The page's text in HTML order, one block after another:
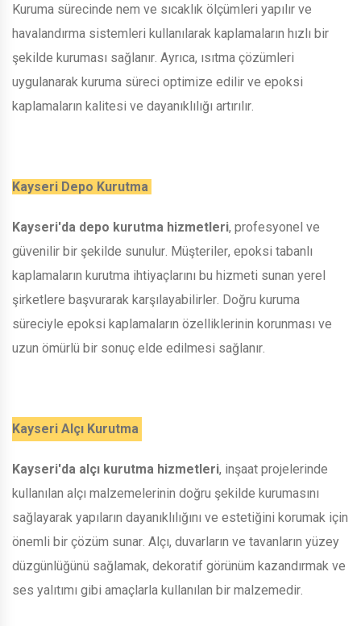
Kuruma sürecinde nem ve sıcaklık ölçümleri yapılır ve
havalandırma sistemleri kullanılarak kaplamaların hızlı bir
şekilde kuruması sağlanır. Ayrıca, ısıtma çözümleri
uygulanarak kuruma süreci optimize edilir ve epoksi
kaplamaların kalitesi ve dayanıklılığı artırılır.
Kayseri Depo Kurutma
Kayseri'da depo kurutma hizmetleri, profesyonel ve
güvenilir bir şekilde sunulur. Müşteriler, epoksi tabanlı
kaplamaların kurutma ihtiyaçlarını bu hizmeti sunan yerel
şirketlere başvurarak karşılayabilirler. Doğru kuruma
süreciyle epoksi kaplamaların özelliklerinin korunması ve
uzun ömürlü bir sonuç elde edilmesi sağlanır.
Kayseri Alçı Kurutma
Kayseri'da alçı kurutma hizmetleri, inşaat projelerinde
kullanılan alçı malzemelerinin doğru şekilde kurumasını
sağlayarak yapıların dayanıklılığını ve estetiğini korumak için
önemli bir çözüm sunar. Alçı, duvarların ve tavanların yüzey
düzgünlüğünü sağlamak, dekoratif görünüm kazandırmak ve
ses yalıtımı gibi amaçlarla kullanılan bir malzemedir.